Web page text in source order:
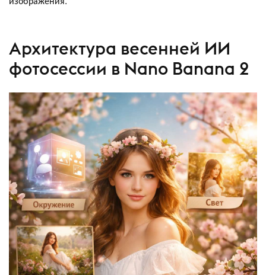
Архитектура весенней ИИ
фотосессии в Nano Banana 2